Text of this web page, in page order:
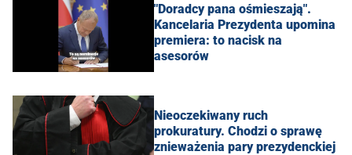
"Doradcy pana ośmieszają".
Kancelaria Prezydenta upomina
premiera: to nacisk na
asesorów
Nieoczekiwany ruch
prokuratury. Chodzi o sprawę
znieważenia pary prezydenckiej